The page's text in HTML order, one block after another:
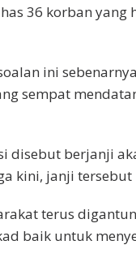
36 korban yang
ini
sempat
disebut berjanji
kini, janji
terus
baik untuk